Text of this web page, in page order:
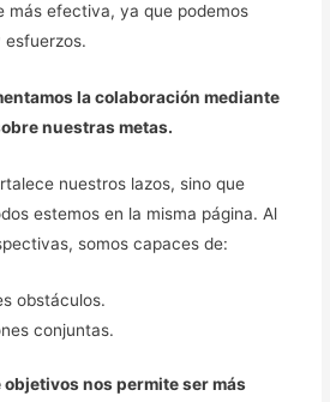
más efectiva, ya que podemos
esfuerzos.
la colaboración mediante
nuestras metas.
nuestros lazos, sino que
estemos en la misma página. Al
somos capaces de:
obstáculos.
conjuntas.
nos permite ser más